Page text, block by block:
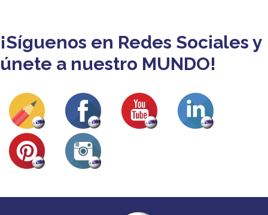
¡Síguenos en Redes Sociales y
únete a nuestro MUNDO!